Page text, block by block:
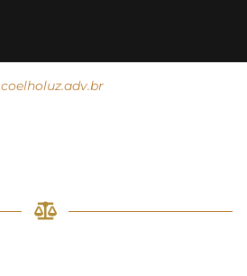
coelholuz.adv.br